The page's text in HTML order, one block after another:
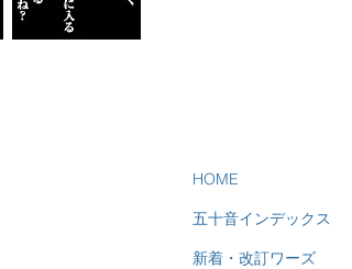
HOME
五十音インデックス
新着・改訂ワーズ